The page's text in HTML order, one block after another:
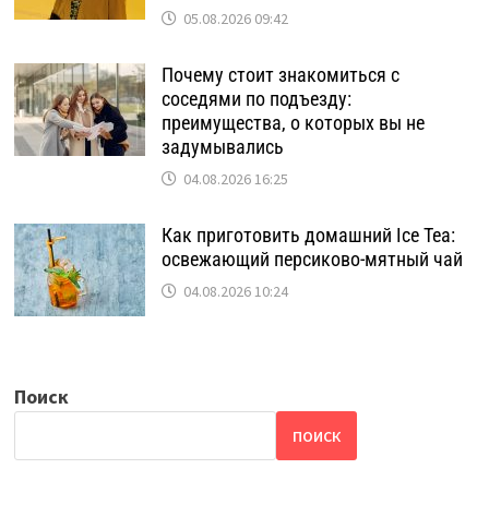
05.08.2026 09:42
Почему стоит знакомиться с
соседями по подъезду:
преимущества, о которых вы не
задумывались
04.08.2026 16:25
Как приготовить домашний Ice Tea:
освежающий персиково-мятный чай
04.08.2026 10:24
Поиск
ПОИСК